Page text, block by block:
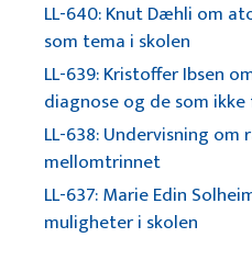
LL-640: Knut Dæhli om
som tema i skolen
LL-639: Kristoffer Ibsen
diagnose og de som
LL-638: Undervisning
mellomtrinnet
LL-637: Marie Edin
muligheter i skolen